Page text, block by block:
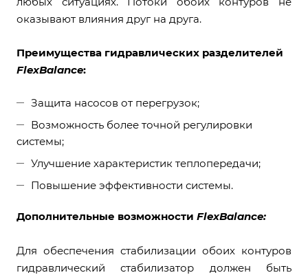
оказывают влияния друг на друга.
Преимущества гидравлических разделителей
FlexBalance:
Защита насосов от перегрузок;
Возможность более точной регулировки
системы;
Улучшение характеристик теплопередачи;
Повышение эффективности системы.
Дополнительные возможности FlexBalance:
Для обеспечения стабилизации обоих контуров
гидравлический стабилизатор должен быть